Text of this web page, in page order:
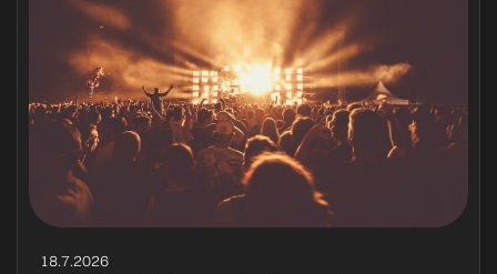
18.7.2026